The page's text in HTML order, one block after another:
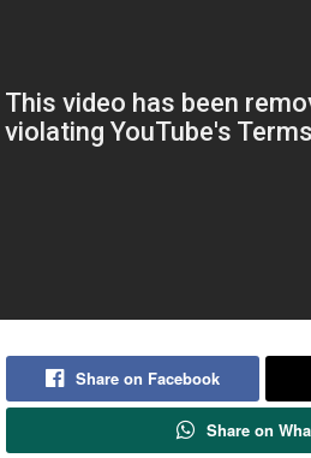
Share on Facebook
Share on